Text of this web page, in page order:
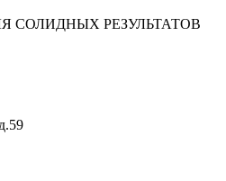
СОЛИДНЫХ РЕЗУЛЬТАТОВ